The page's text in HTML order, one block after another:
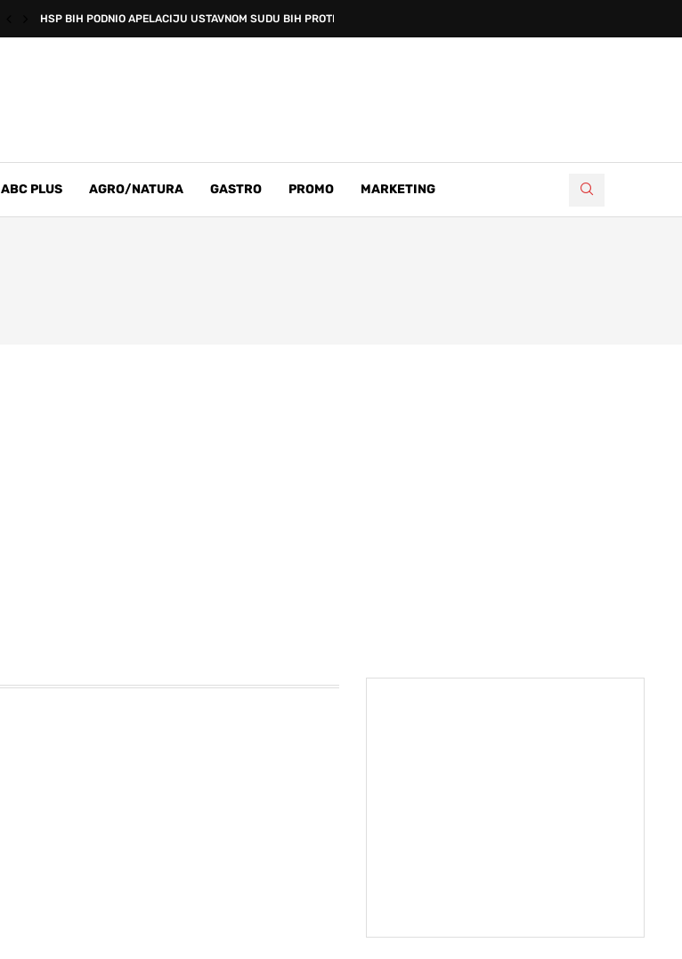
HSP BIH PODNIO APELACIJU USTAVNOM SUDU BIH PROTIV...
ABC PLUS AGRO/NATURA GASTRO PROMO MARKETING